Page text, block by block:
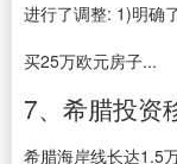
进行了调整: 1)明确
买25万欧元房子...
7、希腊投资
希腊海岸线长达1.5